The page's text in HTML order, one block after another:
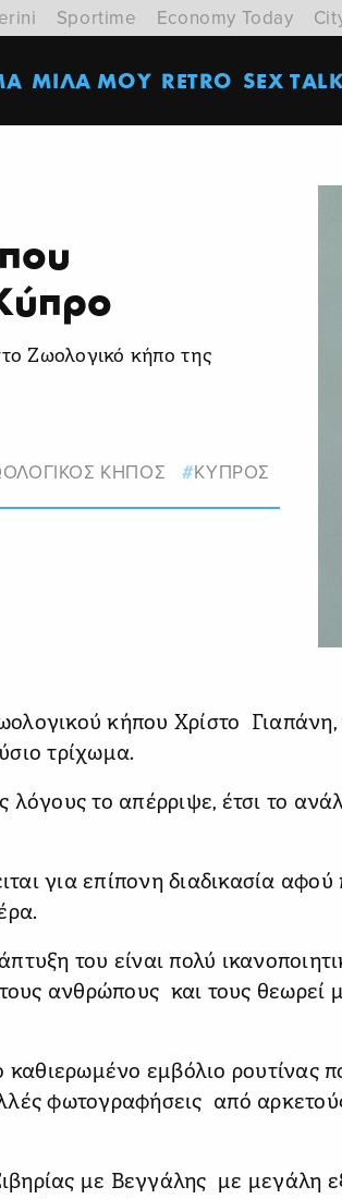
Sportime Economy Today
MΙΛΑ ΜΟΥ RETRO SEX
Ζωολογικό κήπο της
ΚΗΠΟΣ ΚΥΠΡΟΣ
κήπου Χρίστο Γιαπάνη,
τρίχωμα.
το απέρριψε, έτσι το
για επίπονη διαδικασία αφού
του είναι πολύ
ανθρώπους και τους θεωρεί
εμβόλιο ρουτίνας
φωτογραφήσεις από
με Βεγγάλης με μεγάλη